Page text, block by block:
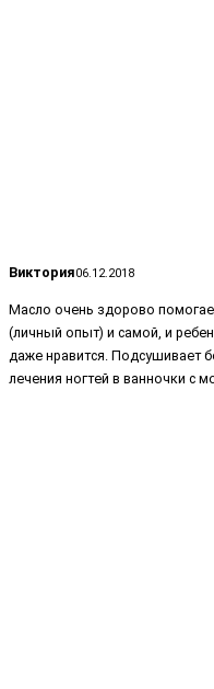
Виктория06.12.2018
Масло очень здорово
(личный опыт) и самой, и
даже нравится. Подсушивает
лечения ногтей в ванночки с